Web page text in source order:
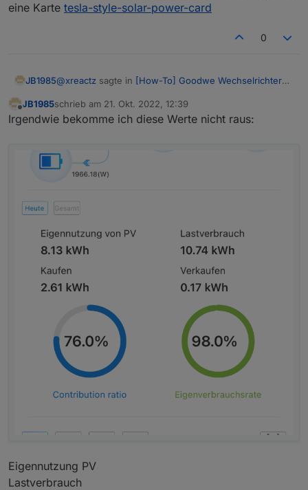
eine Karte tesla-style-solar-power-card
0
JB1985@xreactz sagte in [How-To] Goodwe Wechselrichter
Deine Grafische Anzeige ist der Energiefluss
eine Karte
tesla-style-solar-power-card
Offline
JB1985schrieb am 21. Okt. 2022, 12:39
zuletzt editiert von
Irgendwie bekomme ich diese Werte nicht raus:
Eigennutzung PV
Lastverbrauch